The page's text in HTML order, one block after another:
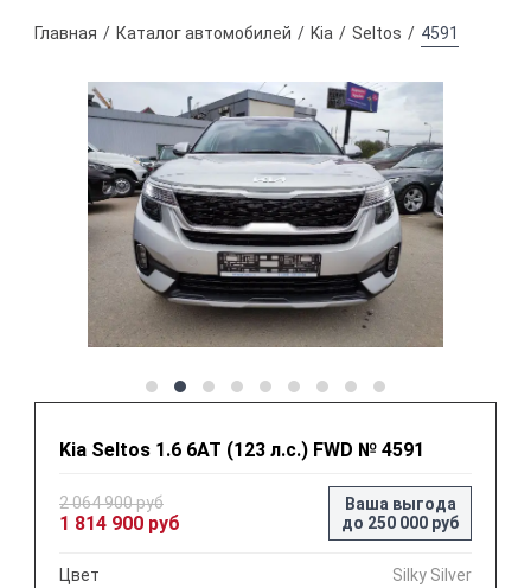
Главная Каталог автомобилей Kia Seltos 4591
Kia Seltos 1.6 6АТ (123 л.с.) FWD № 4591
2 064 900 руб
1 814 900 руб
Ваша выгода
до 250 000 руб
Цвет Silky Silver